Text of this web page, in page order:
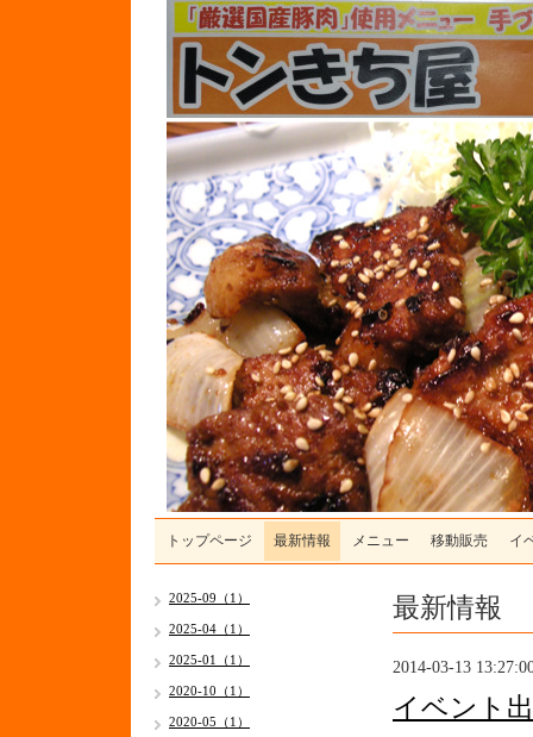
トップページ 最新情報 メニュー 移動販売 イ
最新情報
2014-03-13
イベント
2025-09（1）
2025-04（1）
2025-01（1）
2020-10（1）
2020-05（1）